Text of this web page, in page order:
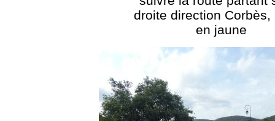
droite direction Corbès,
en jaune